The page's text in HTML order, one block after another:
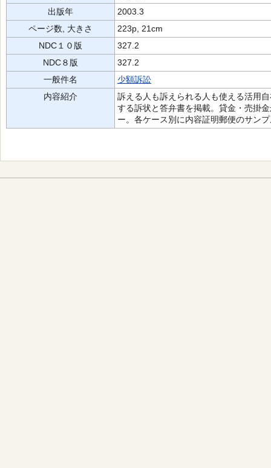
出版年
2003.3
ページ数, 大きさ
223p, 21cm
NDC１０版
327.2
NDC８版
327.2
一般件名
少額訴訟
内容紹介
訴える人も訴えられる人も使える活用
する訴状と答弁書を掲載。貸金・売掛
ー。各ケース別に内容証明郵便のサン